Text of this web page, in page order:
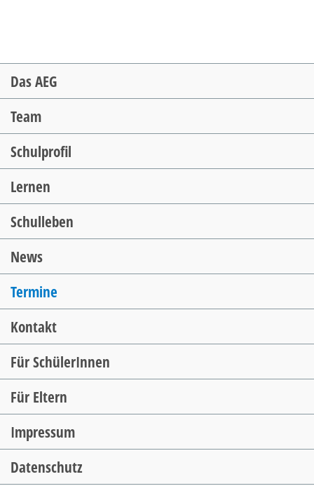
Navigation
überspringen
Das AEG
Team
Schulprofil
Lernen
Schulleben
News
Termine
Kontakt
Für SchülerInnen
Für Eltern
Impressum
Datenschutz